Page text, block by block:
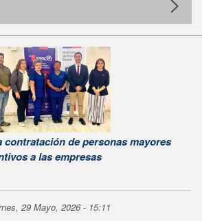
contratación de personas mayores
a las empresas
29 Mayo, 2026 - 15:11